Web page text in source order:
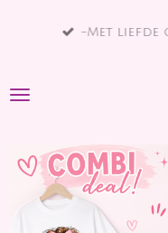
hoofdinhoud
-Met liefde